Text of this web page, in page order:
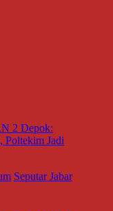
Seputar Jabar